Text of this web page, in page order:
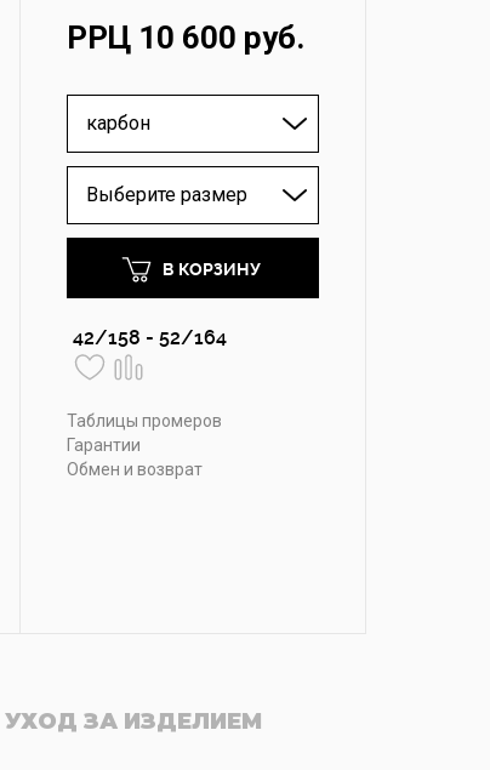
РРЦ 10 600 руб.
карбон
Выберите размер
В КОРЗИНУ
42/158 - 52/164
Таблицы промеров
Гарантии
Обмен и возврат
УХОД ЗА ИЗДЕЛИЕМ